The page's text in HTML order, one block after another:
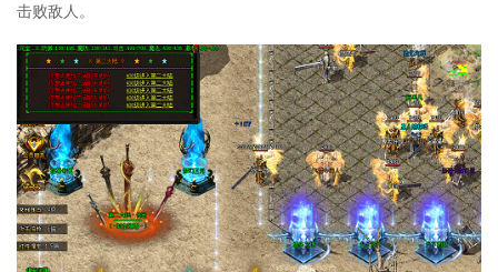
击败敌人。